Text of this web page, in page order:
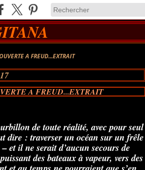
A FREUD...EXTRAIT
A FREUD...EXTRAIT
de toute réalité, avec pour seul
dire : traverser un océan sur un frêle
et il ne serait d’aucun secours de
des bateaux à vapeur, vers des